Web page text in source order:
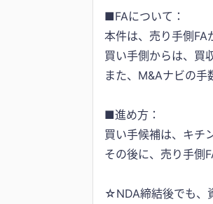
■FAについて：
本件は、売り手側FA
買い手側からは、買
また、M&Aナビの手
■進め方：
買い手候補は、キチ
その後に、売り手側
☆NDA締結後でも、